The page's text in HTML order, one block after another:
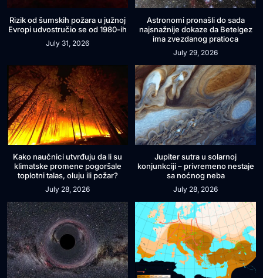
Rizik od šumskih požara u južnoj
Evropi udvostručio se od 1980-ih
July 31, 2026
Astronomi pronašli do sada
najsnažnije dokaze da Betelgez
ima zvezdanog pratioca
July 29, 2026
Kako naučnici utvrđuju da li su
klimatske promene pogoršale
toplotni talas, oluju ili požar?
July 28, 2026
Jupiter sutra u solarnoj
konjunkciji – privremeno nestaje
sa noćnog neba
July 28, 2026